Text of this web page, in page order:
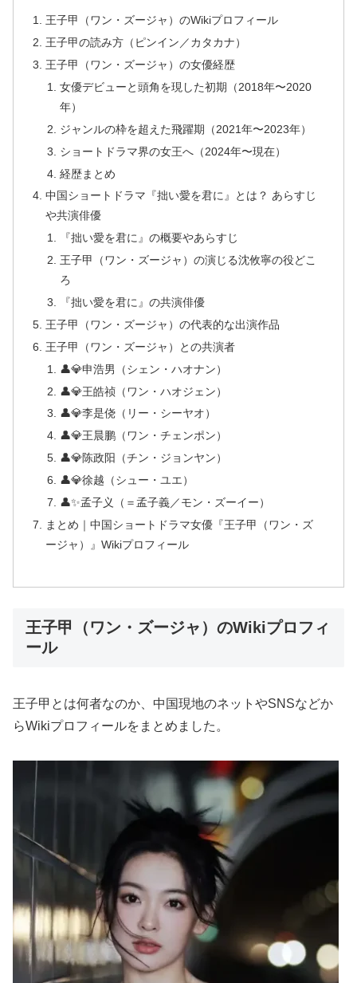
王子甲（ワン・ズージャ）のWikiプロフィール
王子甲の読み方（ピンイン／カタカナ）
王子甲（ワン・ズージャ）の女優経歴
女優デビューと頭角を現した初期（2018年〜2020
年）
ジャンルの枠を超えた飛躍期（2021年〜2023年）
ショートドラマ界の女王へ（2024年〜現在）
経歴まとめ
中国ショートドラマ『拙い愛を君に』とは？ あらすじ
や共演俳優
『拙い愛を君に』の概要やあらすじ
王子甲（ワン・ズージャ）の演じる沈攸寧の役どこ
ろ
『拙い愛を君に』の共演俳優
王子甲（ワン・ズージャ）の代表的な出演作品
王子甲（ワン・ズージャ）との共演者
👤💎申浩男（シェン・ハオナン）
👤💎王皓祯（ワン・ハオジェン）
👤💎李是侥（リー・シーヤオ）
👤💎王晨鹏（ワン・チェンポン）
👤💎陈政阳（チン・ジョンヤン）
👤💎徐越（シュー・ユエ）
👤✨孟子义（＝孟子義／モン・ズーイー）
まとめ｜中国ショートドラマ女優『王子甲（ワン・ズ
ージャ）』Wikiプロフィール
王子甲（ワン・ズージャ）のWikiプロフィ
ール
王子甲とは何者なのか、中国現地のネットやSNSなどか
らWikiプロフィールをまとめました。